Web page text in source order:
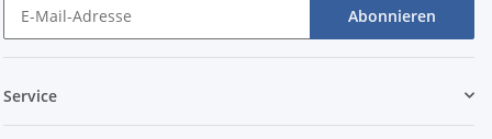
Abonnieren
Service